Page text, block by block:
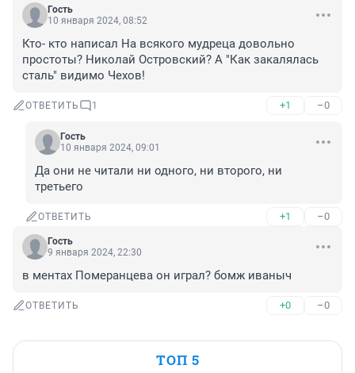
Гость
10 января 2024, 08:52
Кто- кто написал На всякого мудреца довольно
простоты? Николай Островский? А "Как закалялась
сталь" видимо Чехов!
ОТВЕТИТЬ 1 +1 –0
Гость
10 января 2024, 09:01
Да они не читали ни одного, ни второго, ни
третьего
ОТВЕТИТЬ +1 –0
Гость
9 января 2024, 22:30
в ментах Померанцева он играл? бомж иваныч
ОТВЕТИТЬ +0 –0
ТОП 5